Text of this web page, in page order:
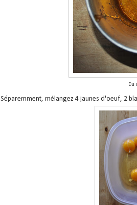
Du
Séparemment, mélangez 4 jaunes d'oeuf, 2